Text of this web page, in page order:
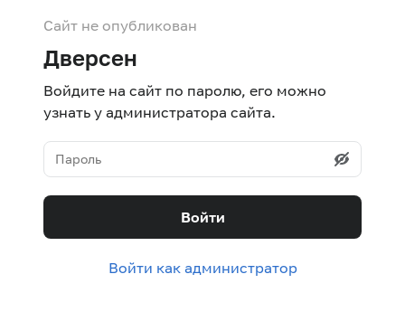
Сайт не опубликован
Дверсен
Войдите на сайт по паролю, его можно
узнать у администратора сайта.
Войти
Войти как администратор